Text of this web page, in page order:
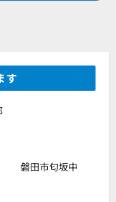
す
田市匂坂中